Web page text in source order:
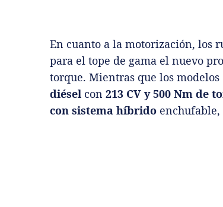
En cuanto a la motorización, los
para el tope de gama el nuevo
torque. Mientras que los
diésel con 213 CV y 500 Nm de
con sistema híbrido